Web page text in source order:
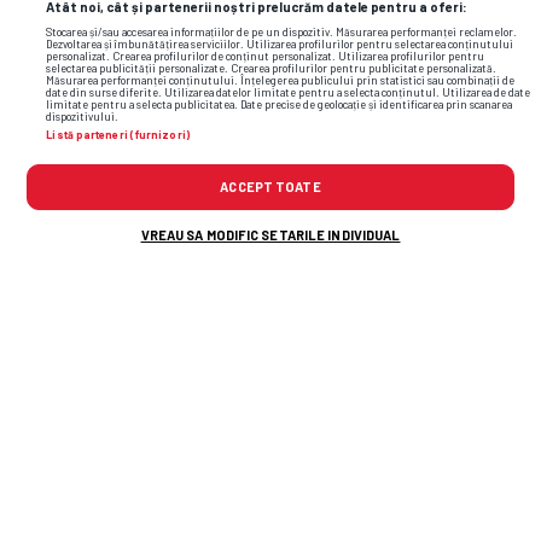
Atât noi, cât și partenerii noștri prelucrăm datele pentru a oferi:
Stocarea și/sau accesarea informațiilor de pe un dispozitiv. Măsurarea performanței reclamelor.
Dezvoltarea și îmbunătățirea serviciilor. Utilizarea profilurilor pentru selectarea conținutului
personalizat. Crearea profilurilor de conținut personalizat. Utilizarea profilurilor pentru
selectarea publicității personalizate. Crearea profilurilor pentru publicitate personalizată.
Măsurarea performanței conținutului. Înțelegerea publicului prin statistici sau combinații de
date din surse diferite. Utilizarea datelor limitate pentru a selecta conținutul. Utilizarea de date
limitate pentru a selecta publicitatea. Date precise de geolocație și identificarea prin scanarea
dispozitivului.
Listă parteneri (furnizori)
ACCEPT TOATE
VREAU SA MODIFIC SETARILE INDIVIDUAL